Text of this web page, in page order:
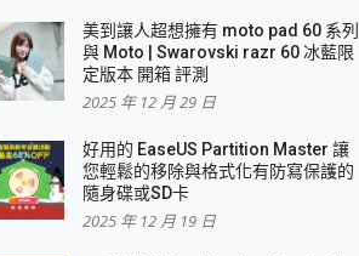
美到讓人超想擁有 moto pad 60 系列
與 Moto | Swarovski razr 60 冰藍限
定版本 開箱 評測
2025 年 12 月 29 日
好用的 EaseUS Partition Master 讓
您輕鬆的移除與格式化有防寫保護的
隨身碟或SD卡
2025 年 12 月 19 日